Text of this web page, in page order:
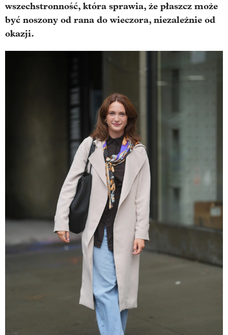
wszechstronność, która sprawia, że płaszcz może
być noszony od rana do wieczora, niezależnie od
okazji.